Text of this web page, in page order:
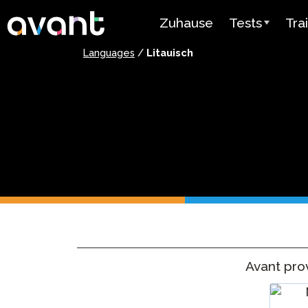
Skip to main content
Zuhause
Tests
Test
Languages / Litauisch
Avant